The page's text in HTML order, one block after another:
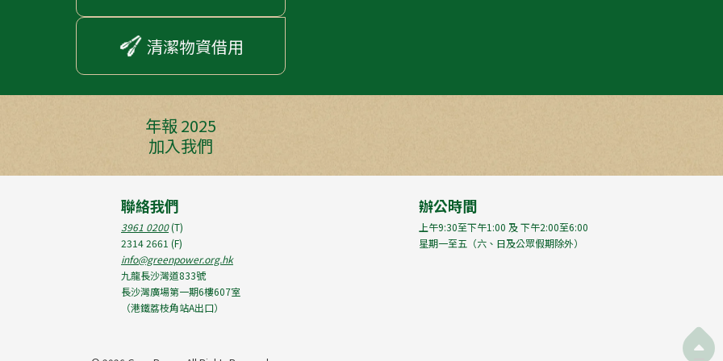

清潔物資借用
年報 2025
加入我們
聯絡我們
3961 0200(T)
2314 2661 (F)
info@greenpower.org.hk
九龍長沙灣道833號
長沙灣廣場第一期6樓607室
（港鐵荔枝角站A出口）
辦公時間
上午9:30至下午1:00 及 下午2:00至6:00
星期一至五（六、日及公眾假期除外）